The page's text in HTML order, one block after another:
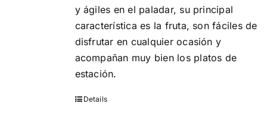
y ágiles en el paladar, su principal
característica es la fruta, son fáciles de
disfrutar en cualquier ocasión y
acompañan muy bien los platos de
estación.
Details